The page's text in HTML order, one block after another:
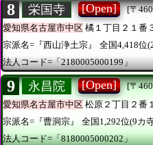
8 栄国寺 [Open]
[〒
愛知県名古屋市中区 橘１丁目２１番
宗派名=『西山浄土宗』
全国4,418位
法人コード=「2180005000199」
9 永昌院 [Open]
[〒
愛知県名古屋市中区 松原２丁目２番
宗派名=『曹洞宗』
全国1,292位(9カ
法人コード=「8180005000202」